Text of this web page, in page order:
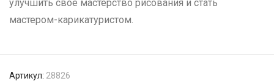
улучшить свое мастерство рисования и стать
мастером-карикатуристом.
Артикул: 28826